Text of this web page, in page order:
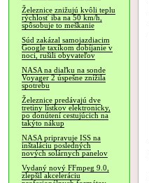
Železnice znižujú kvôli teplu
rýchlosť iba na 50 km/h,
spôsobuje to meškanie
Súd zakázal samojazdiacim
Google taxíkom dobíjanie v
noci, rušili obyvateľov
NASA na diaľku na sonde
Voyager 2 úspešne znížila
spotrebu
Železnice predávajú dve
tretiny lístkov elektronicky,
po donútení cestujúcich na
takýto nákup
NASA pripravuje ISS na
inštaláciu posledných
nových solárnych panelov
Vydaný nový FFmpeg 9.0,
zlepšil akceleráciu